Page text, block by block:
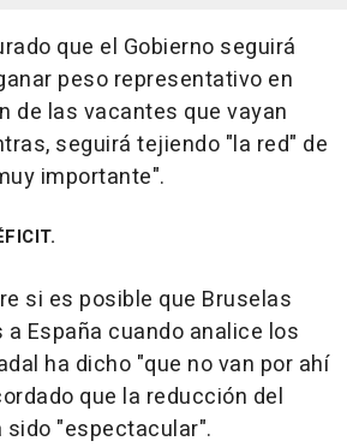
que el Gobierno seguirá
peso representativo en
de las vacantes que vayan
seguirá tejiendo "la red" de
importante".
si es posible que Bruselas
España cuando analice los
ha dicho "que no van por ahí
que la reducción del
"espectacular".